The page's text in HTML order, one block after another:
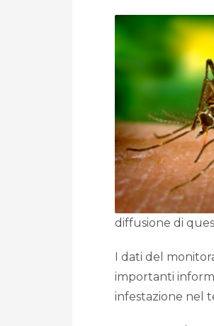
diffusione di
I dati del
importanti
infestazione nel